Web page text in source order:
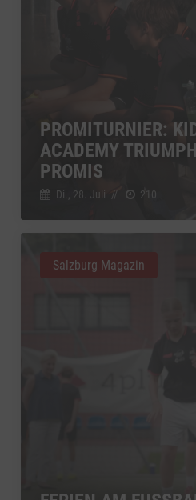
PROMITURNIER:
ACADEMY
PROMIS
Di., 28. Juli // 210
Salzburg Magazin